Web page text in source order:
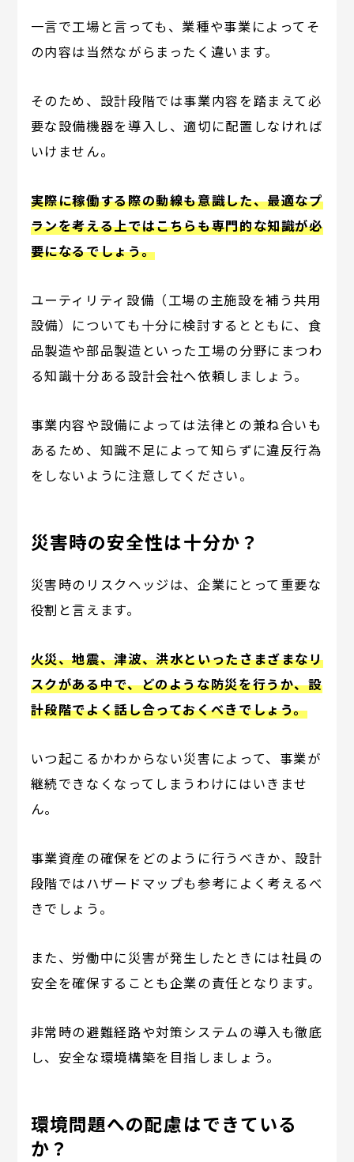
一言で工場と言っても、業種や事業によってそ
の内容は当然ながらまったく違います。
そのため、設計段階では事業内容を踏まえて必
要な設備機器を導入し、適切に配置しなければ
いけません。
実際に稼働する際の動線も意識した、最適なプ
ランを考える上ではこちらも専門的な知識が必
要になるでしょう。
ユーティリティ設備（工場の主施設を補う共用
設備）についても十分に検討するとともに、食
品製造や部品製造といった工場の分野にまつわ
る知識十分ある設計会社へ依頼しましょう。
事業内容や設備によっては法律との兼ね合いも
あるため、知識不足によって知らずに違反行為
をしないように注意してください。
災害時の安全性は十分か？
災害時のリスクヘッジは、企業にとって重要な
役割と言えます。
火災、地震、津波、洪水といったさまざまなリ
スクがある中で、どのような防災を行うか、設
計段階でよく話し合っておくべきでしょう。
いつ起こるかわからない災害によって、事業が
継続できなくなってしまうわけにはいきませ
ん。
事業資産の確保をどのように行うべきか、設計
段階ではハザードマップも参考によく考えるべ
きでしょう。
また、労働中に災害が発生したときには社員の
安全を確保することも企業の責任となります。
非常時の避難経路や対策システムの導入も徹底
し、安全な環境構築を目指しましょう。
環境問題への配慮はできている
か？